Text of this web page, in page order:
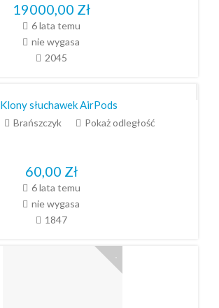
19000,00 Zł
6 lata temu
nie wygasa
2045
Klony słuchawek AirPods
Brańszczyk Pokaż odległość
60,00 Zł
6 lata temu
nie wygasa
1847